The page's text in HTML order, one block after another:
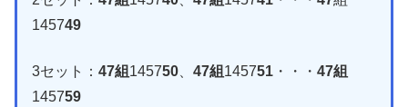
145749
3セット： 47組 145750 47組 145751 ・・・ 47組
145759